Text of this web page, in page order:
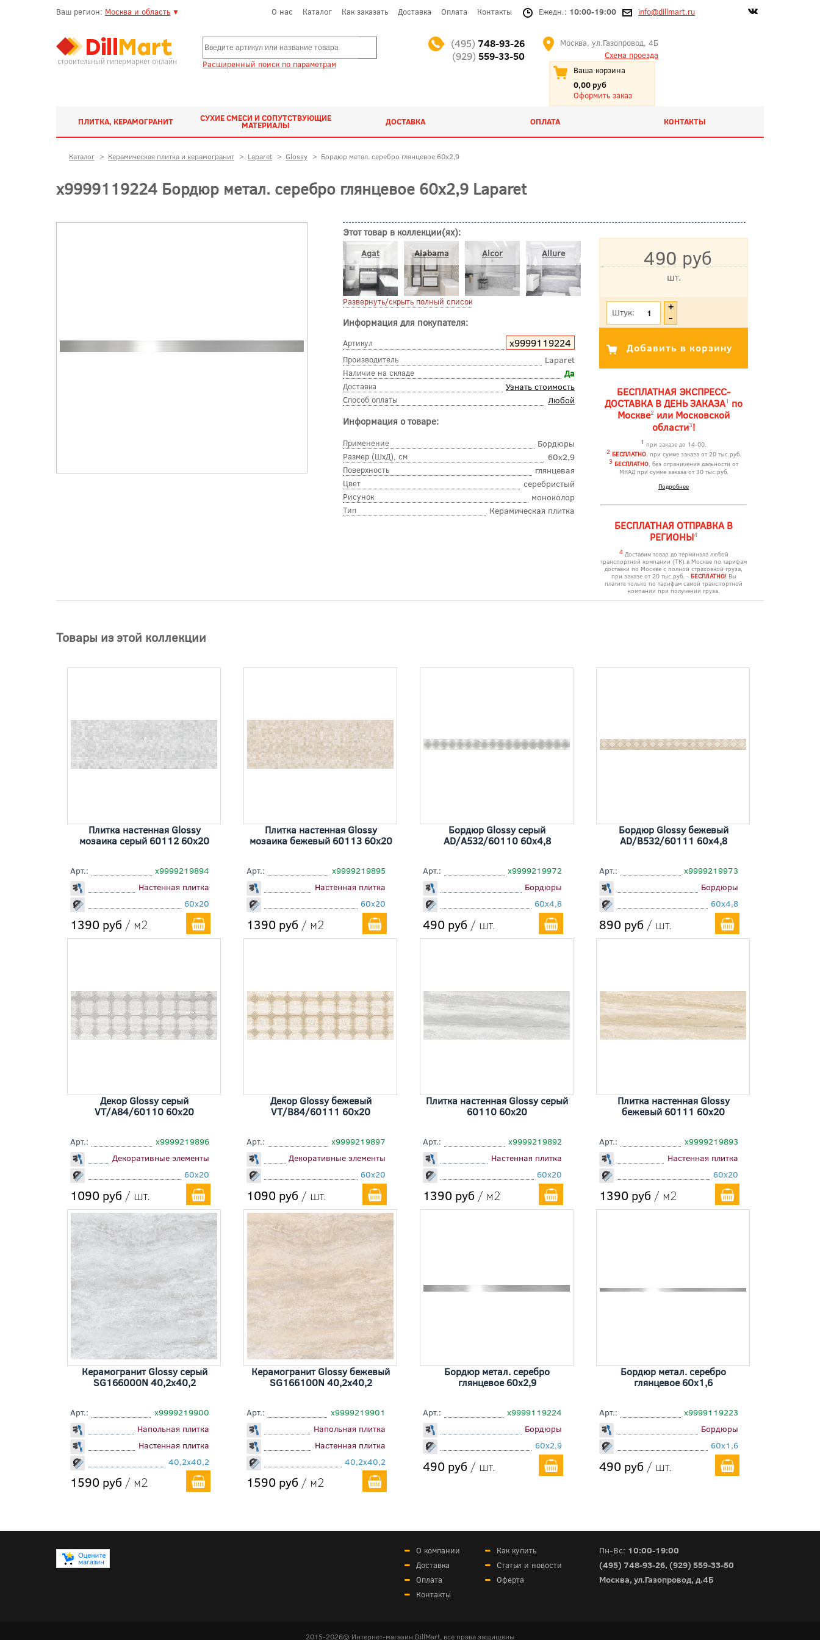
Ваш регион: Москва и область ▼ О нас Каталог Как заказать Доставка Оплата Контакты Ежедн.: 10:00-19:00 info@dillmart.ru
строительный гипермаркет онлайн Расширенный поиск по параметрам
(495) 748-93-26
(929) 559-33-50
Москва, ул.Газопровод, 4Б
Схема проезда
Ваша корзина
0,00 руб
Оформить заказ
ПЛИТКА, КЕРАМОГРАНИТ СУХИЕ СМЕСИ И СОПУТСТВУЮЩИЕ
МАТЕРИАЛЫ ДОСТАВКА ОПЛАТА КОНТАКТЫ
Каталог > Керамическая плитка и керамогранит > Laparet > Glossy > Бордюр метал. серебро глянцевое 60x2,9
х9999119224 Бордюр метал. серебро глянцевое 60x2,9 Laparet
Этот товар в коллекции(ях):
Agat Alabama Alcor Allure
Развернуть/скрыть полный список
Информация для покупателя:
Артикул х9999119224
Производитель Laparet
Наличие на складе Да
Доставка Узнать стоимость
Способ оплаты Любой
Информация о товаре:
Применение Бордюры
Размер (ШхД), см 60x2,9
Поверхность глянцевая
Цвет серебристый
Рисунок моноколор
Тип Керамическая плитка
490 руб
шт.
Штук:
БЕСПЛАТНАЯ ЭКСПРЕСС-
ДОСТАВКА В ДЕНЬ ЗАКАЗА1 по
Москве2 или Московской
области3!
1 при заказе до 14-00.
2 БЕСПЛАТНО, при сумме заказа от 20 тыс.руб.
3 БЕСПЛАТНО, без ограничения дальности от
МКАД при сумме заказа от 30 тыс.руб.
Подробнее
БЕСПЛАТНАЯ ОТПРАВКА В
РЕГИОНЫ4
4Доставим товар до терминала любой
транспортной компании (ТК) в Москве по тарифам
доставки по Москве с полной страховкой груза,
при заказе от 20 тыс.руб. - БЕСПЛАТНО!Вы
платите только по тарифам самой транспортной
компании при получении груза.
Товары из этой коллекции
Плитка настенная Glossy
мозаика серый 60112 60x20
Арт.:
х9999219894
Настенная плитка
60x20
1390 руб / м2
Плитка настенная Glossy
мозаика бежевый 60113 60x20
Арт.:
х9999219895
Настенная плитка
60x20
1390 руб / м2
Бордюр Glossy серый
AD/A532/60110 60x4,8
Арт.:
х9999219972
Бордюры
60x4,8
490 руб / шт.
Бордюр Glossy бежевый
AD/B532/60111 60x4,8
Арт.:
х9999219973
Бордюры
60x4,8
890 руб / шт.
Декор Glossy серый
VT/A84/60110 60x20
Арт.:
х9999219896
Декоративные элементы
60x20
1090 руб / шт.
Декор Glossy бежевый
VT/B84/60111 60x20
Арт.:
х9999219897
Декоративные элементы
60x20
1090 руб / шт.
Плитка настенная Glossy серый
60110 60x20
Арт.:
х9999219892
Настенная плитка
60x20
1390 руб / м2
Плитка настенная Glossy
бежевый 60111 60x20
Арт.:
х9999219893
Настенная плитка
60x20
1390 руб / м2
Керамогранит Glossy серый
SG166000N 40,2x40,2
Арт.:
х9999219900
Напольная плитка
Настенная плитка
40,2x40,2
1590 руб / м2
Керамогранит Glossy бежевый
SG166100N 40,2x40,2
Арт.:
х9999219901
Напольная плитка
Настенная плитка
40,2x40,2
1590 руб / м2
Бордюр метал. серебро
глянцевое 60x2,9
Арт.:
х9999119224
Бордюры
60x2,9
490 руб / шт.
Бордюр метал. серебро
глянцевое 60x1,6
Арт.:
х9999119223
Бордюры
60x1,6
490 руб / шт.
О компании
Как купить
Доставка
Статьи и новости
Оплата
Оферта
Контакты
Пн-Вс: 10:00-19:00
(495) 748-93-26, (929) 559-33-50
Москва, ул.Газопровод, д.4Б
2015-2026© Интернет-магазин DillMart, все права защищены